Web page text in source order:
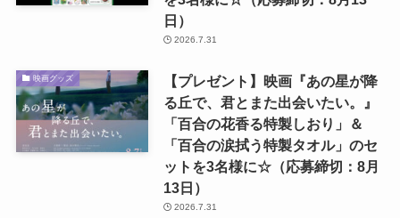
日）
2026.7.31
映画グッズ
【プレゼント】映画『あの星が降
る丘で、君とまた出会いたい。』
「百合の花香る特製しおり」＆
「百合の涙拭う特製タオル」のセ
ットを3名様に☆（応募締切：8月
13日）
2026.7.31